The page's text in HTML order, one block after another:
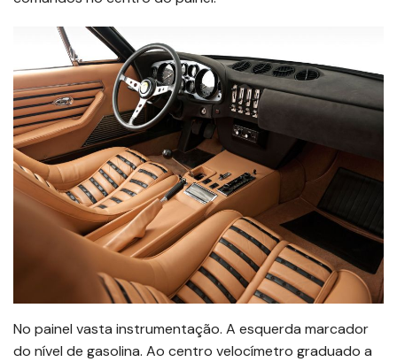
No painel vasta instrumentação. A esquerda marcador
do nível de gasolina. Ao centro velocímetro graduado a